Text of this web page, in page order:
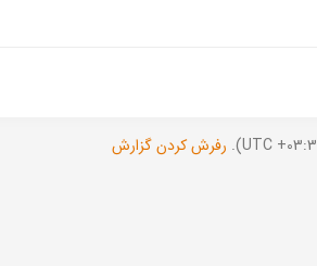
رفرش کردن گزارش